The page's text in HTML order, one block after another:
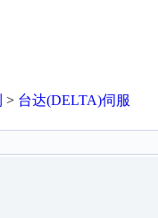
> 台达(DELTA)伺服